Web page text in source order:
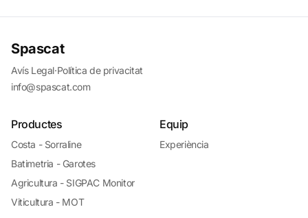
Spascat
Avís Legal·Política de privacitat
info@spascat.com
Productes
Costa - Sorraline
Batimetria - Garotes
Agricultura - SIGPAC Monitor
Viticultura - MOT
Equip
Experiència